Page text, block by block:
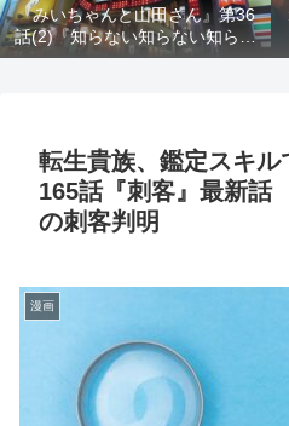
『みいちゃんと山田さん』第36
話(2)『知らない知らない知らな
い』最新話 ネタバレ 犯人確
転生貴族、鑑定スキ
165話『刺客』最新
の刺客判明
漫画